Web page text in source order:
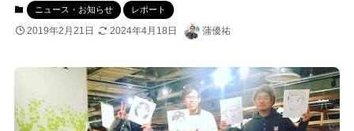
ニュース・お知らせ レポート
2019年2月21日 2024年4月18日 蒲優祐